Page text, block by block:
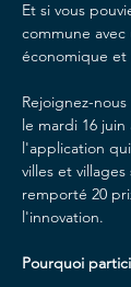
Et si vous
commune
économique et
Rejoignez-
le mardi 16
l'application
villes et
remporté 20
l'innovation.
Pourquoi